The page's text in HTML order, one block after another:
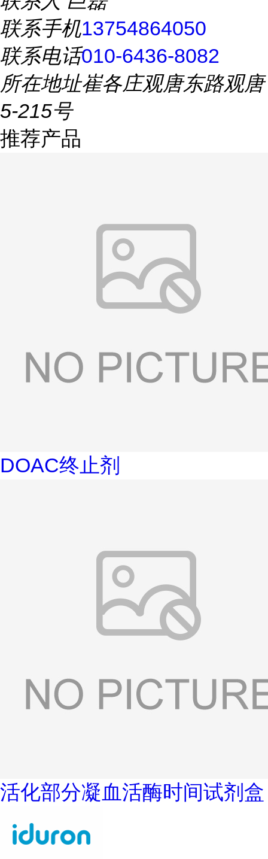
联系手机13754864050
联系电话010-6436-8082
所在地址崔各庄观唐东路观唐
5-215号
推荐产品
DOAC终止剂
活化部分凝血活酶时间试剂盒